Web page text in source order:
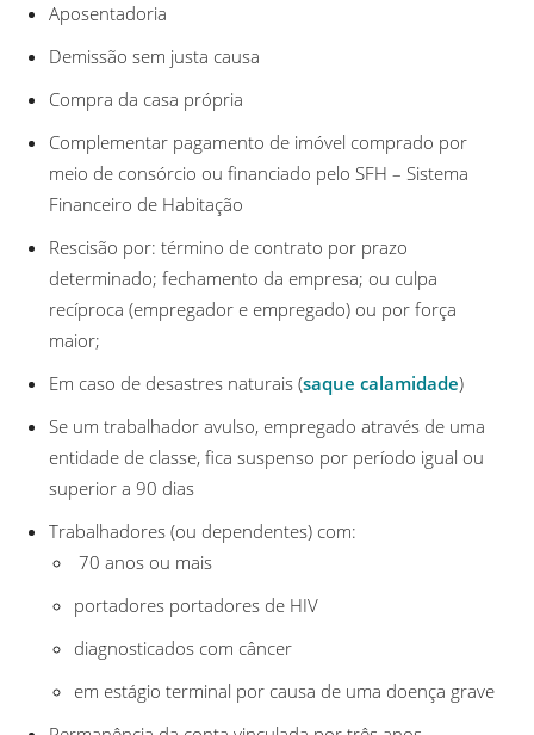
Aposentadoria
Demissão sem justa causa
Compra da casa própria
Complementar pagamento de imóvel comprado por
meio de consórcio ou financiado pelo SFH – Sistema
Financeiro de Habitação
Rescisão por: término de contrato por prazo
determinado; fechamento da empresa; ou culpa
recíproca (empregador e empregado) ou por força
maior;
Em caso de desastres naturais (saque calamidade)
Se um trabalhador avulso, empregado através de uma
entidade de classe, fica suspenso por período igual ou
superior a 90 dias
Trabalhadores (ou dependentes) com:
70 anos ou mais
portadores portadores de HIV
diagnosticados com câncer
em estágio terminal por causa de uma doença grave